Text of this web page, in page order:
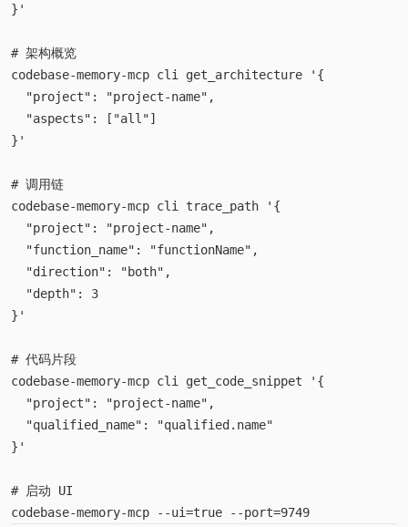
}'
# 架构概览
codebase-memory-mcp cli get_architecture '{
  "project": "project-name",
  "aspects": ["all"]
}'
# 调用链
codebase-memory-mcp cli trace_path '{
  "project": "project-name",
  "function_name": "functionName",
  "direction": "both",
  "depth": 3
}'
# 代码片段
codebase-memory-mcp cli get_code_snippet '{
  "project": "project-name",
  "qualified_name": "qualified.name"
}'
# 启动 UI